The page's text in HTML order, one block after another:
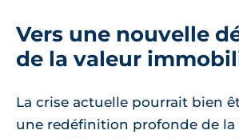
Vers une nouvelle
de la valeur
La crise actuelle pourrait bien
une redéfinition profonde de la